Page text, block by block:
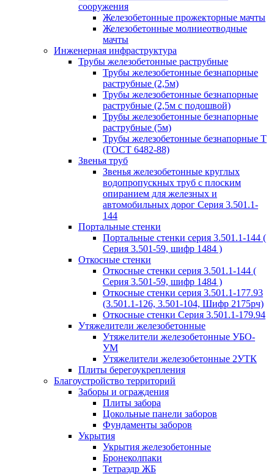
сооружения
Железобетонные прожекторные мачты
Железобетонные молниеотводные
мачты
Инженерная инфраструктура
Трубы железобетонные раструбные
Трубы железобетонные безнапорные
раструбные (2,5м)
Трубы железобетонные безнапорные
раструбные (2,5м с подошвой)
Трубы железобетонные безнапорные
раструбные (5м)
Трубы железобетонные безнапорные Т
(ГОСТ 6482-88)
Звенья труб
Звенья железобетонные круглых
водопропускных труб с плоским
опиранием для железных и
автомобильных дорог Серия 3.501.1-
144
Портальные стенки
Портальные стенки серия 3.501.1-144 (
Серия 3.501-59, шифр 1484 )
Откосные стенки
Откосные стенки серия 3.501.1-144 (
Серия 3.501-59, шифр 1484 )
Откосные стенки серия 3.501.1-177.93
(3.501.1-126, 3.501-104, Шифр 2175рч)
Откосные стенки Серия 3.501.1-179.94
Утяжелители железобетонные
Утяжелители железобетонные УБО-
УМ
Утяжелители железобетонные 2УТК
Плиты берегоукрепления
Благоустройство территорий
Заборы и ограждения
Плиты забора
Цокольные панели заборов
Фундаменты заборов
Укрытия
Укрытия железобетонные
Бронеколпаки
Тетраэдр ЖБ